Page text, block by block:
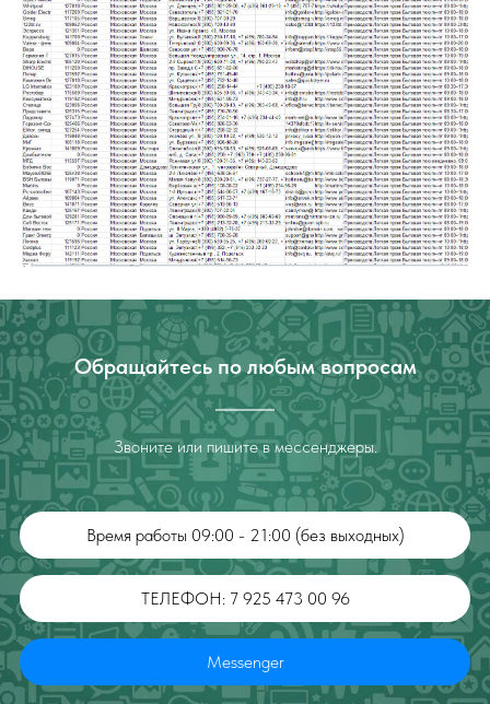
Обращайтесь по любым вопросам
Звоните или пишите в мессенджеры.
Время работы 09:00 - 21:00 (без выходных)
ТЕЛЕФОН: 7 925 473 00 96
Messenger